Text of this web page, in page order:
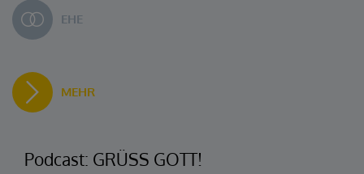
EHE
MEHR
Podcast: GRÜSS GOTT!